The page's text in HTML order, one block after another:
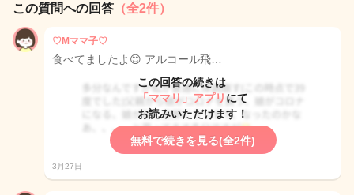
この質問への回答 （全2件）
♡Mママ子♡
食べてましたよ😊 アルコール飛…
この回答の続きは
「ママリ」アプリ にて
お読みいただけます！
無料で続きを見る(全2件)
3月27日